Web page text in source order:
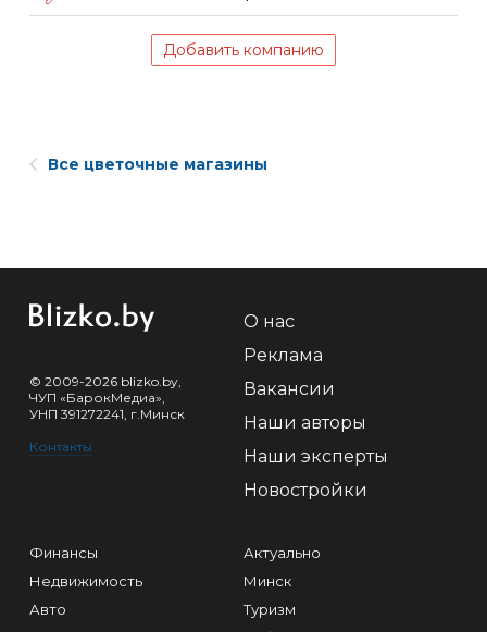
Добавить компанию
Все цветочные магазины
© 2009-2026 blizko.by,
ЧУП «БарокМедиа»,
УНП 391272241, г.Минск
Контакты
О нас
Реклама
Вакансии
Наши авторы
Наши эксперты
Новостройки
Финансы
Недвижимость
Авто
Актуально
Минск
Туризм